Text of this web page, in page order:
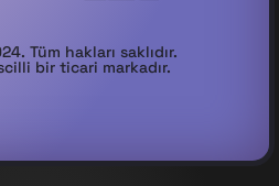
Tüm hakları saklıdır.
bir ticari markadır.